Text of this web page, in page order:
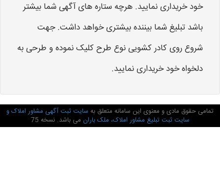
خود خریداری نمایید. هرچه ستاره های آگهی شما بیشتر
باشد تبلیغ شما بیننده بیشتری خواهد داشت. جهت
شروع روی کادر کشویی نوع طرح کلیک نموده و طرحی به
دلخواه خود خریداری نمایید.
تمامی حقوق مادی و معنوی این سامانه متعلق به سایت ثبت آگهی مشاور املاک و
سایت ثبت تبلیغ مشاور املاک، ملک باران می باشد. نسخه 75